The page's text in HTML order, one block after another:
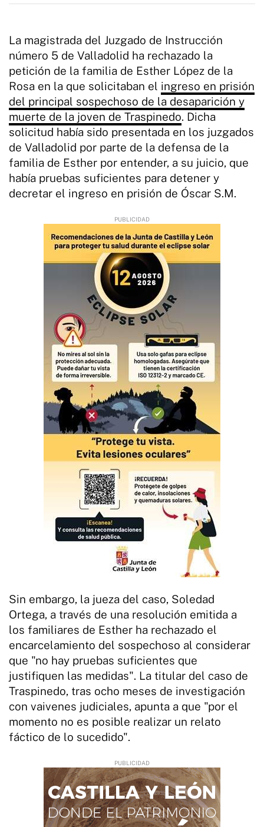
La magistrada del Juzgado de Instrucción
número 5 de Valladolid ha rechazado la
petición de la familia de Esther López de la
Rosa en la que solicitaban el ingreso en prisión
del principal sospechoso de la desaparición y
muerte de la joven de Traspinedo. Dicha
solicitud había sido presentada en los juzgados
de Valladolid por parte de la defensa de la
familia de Esther por entender, a su juicio, que
había pruebas suficientes para detener y
decretar el ingreso en prisión de Óscar S.M.
Sin embargo, la jueza del caso, Soledad
Ortega, a través de una resolución emitida a
los familiares de Esther ha rechazado el
encarcelamiento del sospechoso al considerar
que "no hay pruebas suficientes que
justifiquen las medidas". La titular del caso de
Traspinedo, tras ocho meses de investigación
con vaivenes judiciales, apunta a que "por el
momento no es posible realizar un relato
fáctico de lo sucedido".